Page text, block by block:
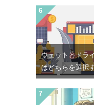
ウェットとドラ
はどちらを選択